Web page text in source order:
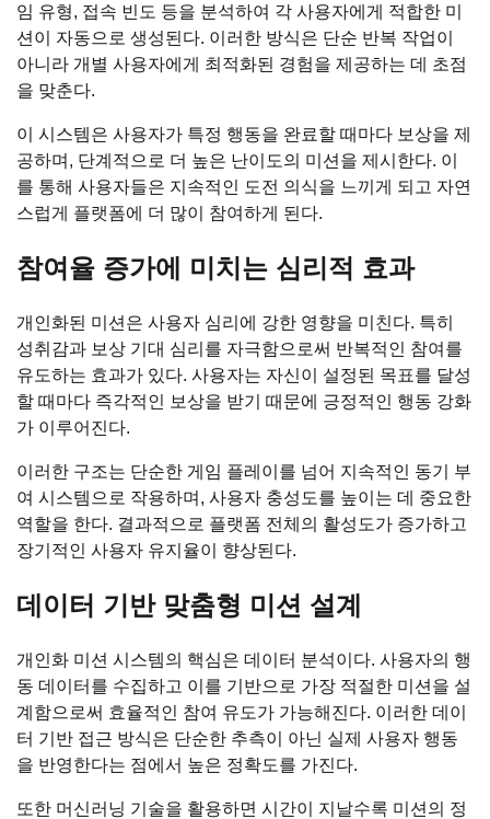
임 유형, 접속 빈도 등을 분석하여 각 사용자에게 적합한 미
션이 자동으로 생성된다. 이러한 방식은 단순 반복 작업이
아니라 개별 사용자에게 최적화된 경험을 제공하는 데 초점
을 맞춘다.
이 시스템은 사용자가 특정 행동을 완료할 때마다 보상을 제
공하며, 단계적으로 더 높은 난이도의 미션을 제시한다. 이
를 통해 사용자들은 지속적인 도전 의식을 느끼게 되고 자연
스럽게 플랫폼에 더 많이 참여하게 된다.
참여율 증가에 미치는 심리적 효과
개인화된 미션은 사용자 심리에 강한 영향을 미친다. 특히
성취감과 보상 기대 심리를 자극함으로써 반복적인 참여를
유도하는 효과가 있다. 사용자는 자신이 설정된 목표를 달성
할 때마다 즉각적인 보상을 받기 때문에 긍정적인 행동 강화
가 이루어진다.
이러한 구조는 단순한 게임 플레이를 넘어 지속적인 동기 부
여 시스템으로 작용하며, 사용자 충성도를 높이는 데 중요한
역할을 한다. 결과적으로 플랫폼 전체의 활성도가 증가하고
장기적인 사용자 유지율이 향상된다.
데이터 기반 맞춤형 미션 설계
개인화 미션 시스템의 핵심은 데이터 분석이다. 사용자의 행
동 데이터를 수집하고 이를 기반으로 가장 적절한 미션을 설
계함으로써 효율적인 참여 유도가 가능해진다. 이러한 데이
터 기반 접근 방식은 단순한 추측이 아닌 실제 사용자 행동
을 반영한다는 점에서 높은 정확도를 가진다.
또한 머신러닝 기술을 활용하면 시간이 지날수록 미션의 정